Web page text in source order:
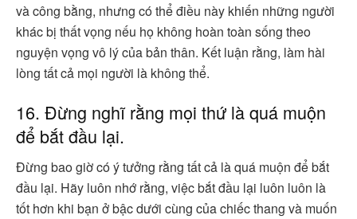
và công bằng, nhưng có thể điều này khiến những người
khác bị thất vọng nếu họ không hoàn toàn sống theo
nguyện vọng vô lý của bản thân. Kết luận rằng, làm hài
lòng tất cả mọi người là không thể.
16. Đừng nghĩ rằng mọi thứ là quá muộn
để bắt đầu lại.
Đừng bao giờ có ý tưởng rằng tất cả là quá muộn để bắt
đầu lại. Hãy luôn nhớ rằng, việc bắt đầu lại luôn luôn là
tốt hơn khi bạn ở bậc dưới cùng của chiếc thang và muốn